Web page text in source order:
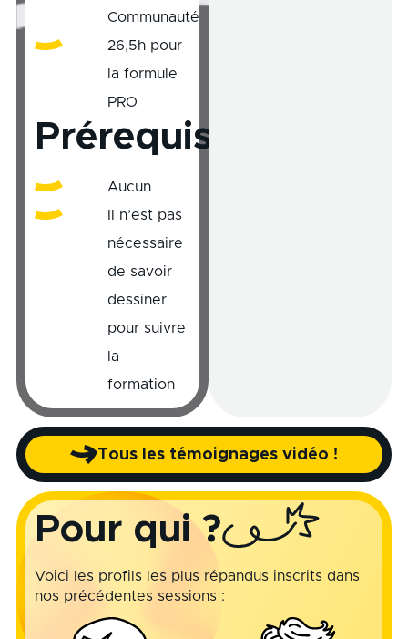
Communauté
26,5h pour
la formule
PRO
Prérequis
Aucun
Il n’est pas
nécessaire
de savoir
dessiner
pour suivre
la
formation
Lire
Lire
Lire
Lire
Tous les témoignages vidéo !
Pour qui ?
Voici les profils les plus répandus inscrits dans
nos précédentes sessions :